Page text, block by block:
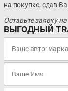
на покупке, сдав
Оставьте заявку на
ВЫГОДНЫЙ